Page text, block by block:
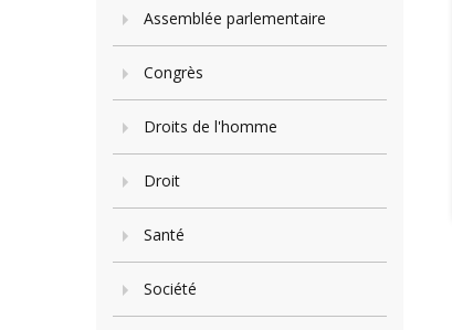
Assemblée parlementaire
Congrès
Droits de l'homme
Droit
Santé
Société